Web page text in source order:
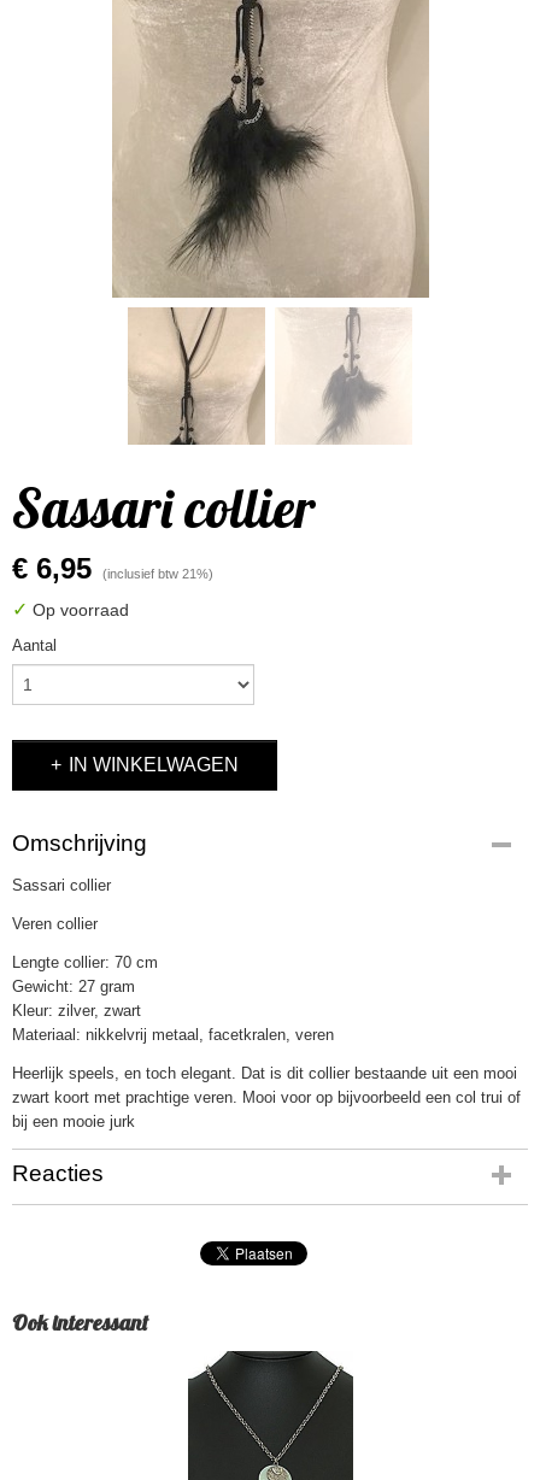
Sassari collier
€ 6,95 (inclusief btw 21%)
✓ Op voorraad
Aantal
IN WINKELWAGEN
Omschrijving
Sassari collier
Veren collier
Lengte collier: 70 cm
Gewicht: 27 gram
Kleur: zilver, zwart
Materiaal: nikkelvrij metaal, facetkralen, veren
Heerlijk speels, en toch elegant. Dat is dit collier bestaande uit een mooi
zwart koort met prachtige veren. Mooi voor op bijvoorbeeld een col trui of
bij een mooie jurk
Reacties
Ook interessant